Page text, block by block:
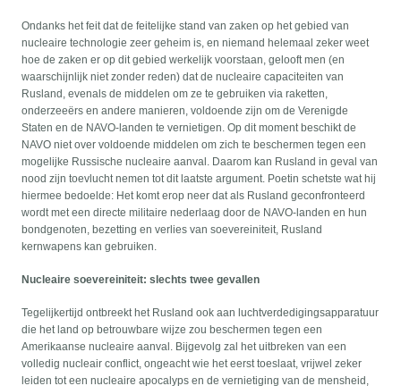
Ondanks het feit dat de feitelijke stand van zaken op het gebied van
nucleaire technologie zeer geheim is, en niemand helemaal zeker weet
hoe de zaken er op dit gebied werkelijk voorstaan, gelooft men (en
waarschijnlijk niet zonder reden) dat de nucleaire capaciteiten van
Rusland, evenals de middelen om ze te gebruiken via raketten,
onderzeeërs en andere manieren, voldoende zijn om de Verenigde
Staten en de NAVO-landen te vernietigen. Op dit moment beschikt de
NAVO niet over voldoende middelen om zich te beschermen tegen een
mogelijke Russische nucleaire aanval. Daarom kan Rusland in geval van
nood zijn toevlucht nemen tot dit laatste argument. Poetin schetste wat hij
hiermee bedoelde: Het komt erop neer dat als Rusland geconfronteerd
wordt met een directe militaire nederlaag door de NAVO-landen en hun
bondgenoten, bezetting en verlies van soevereiniteit, Rusland
kernwapens kan gebruiken.
Nucleaire soevereiniteit: slechts twee gevallen
Tegelijkertijd ontbreekt het Rusland ook aan luchtverdedigingsapparatuur
die het land op betrouwbare wijze zou beschermen tegen een
Amerikaanse nucleaire aanval. Bijgevolg zal het uitbreken van een
volledig nucleair conflict, ongeacht wie het eerst toeslaat, vrijwel zeker
leiden tot een nucleaire apocalyps en de vernietiging van de mensheid,